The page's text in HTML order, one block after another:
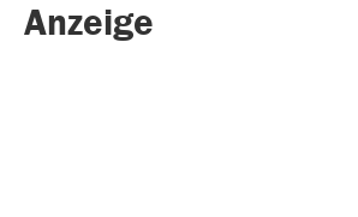
Anzeige